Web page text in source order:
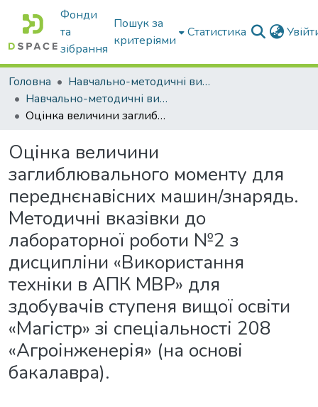
Фонди
та
зібрання
Пошук за
критеріями
Статистика
Головна
Навчально-методичні видання
Навчально-методичні видання
Оцінка величини заглиблювального моменту для переднєнавісних машин/знарядь. Методичні вказівки до лабораторної роботи №2 з дисципліни «Використання техніки в АПК МВР» для здобувачів ступеня вищої освіти «Магістр» зі спеціальності 208 «Агроінженерія» (на основі бакалавра).
Оцінка величини
заглиблювального моменту для
переднєнавісних машин/знарядь.
Методичні вказівки до
лабораторної роботи №2 з
дисципліни «Використання
техніки в АПК МВР» для
здобувачів ступеня вищої освіти
«Магістр» зі спеціальності 208
«Агроінженерія» (на основі
бакалавра).